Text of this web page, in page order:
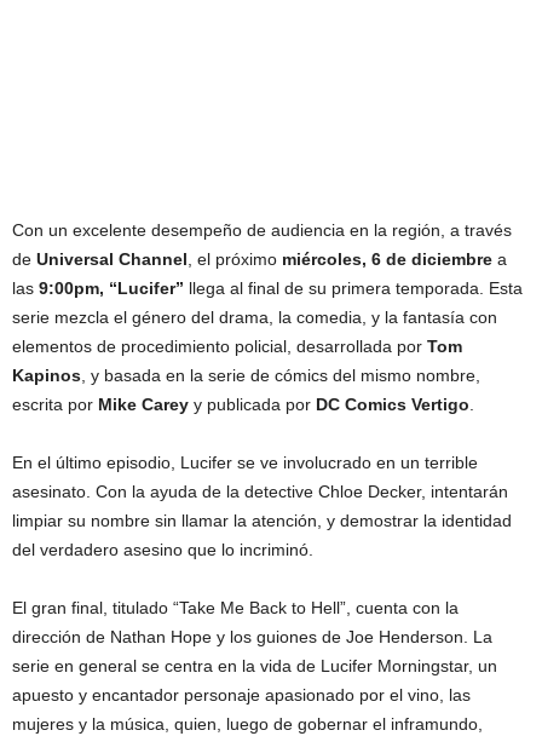
Con un excelente desempeño de audiencia en la región, a través
de Universal Channel , el próximo miércoles, 6 de diciembre a
las 9:00pm, “Lucifer” llega al final de su primera temporada. Esta
serie mezcla el género del drama, la comedia, y la fantasía con
elementos de procedimiento policial, desarrollada por Tom
Kapinos , y basada en la serie de cómics del mismo nombre,
escrita por Mike Carey y publicada por DC Comics Vertigo
En el último episodio, Lucifer se ve involucrado en un terrible
asesinato. Con la ayuda de la detective Chloe Decker, intentarán
limpiar su nombre sin llamar la atención, y demostrar la identidad
del verdadero asesino que lo incriminó.
El gran final, titulado “Take Me Back to Hell”, cuenta con la
dirección de Nathan Hope y los guiones de Joe Henderson. La
serie en general se centra en la vida de Lucifer Morningstar, un
apuesto y encantador personaje apasionado por el vino, las
mujeres y la música, quien, luego de gobernar el inframundo,